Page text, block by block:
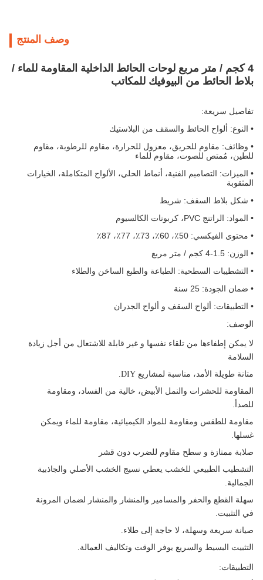
وصف المنتج
4 كجم / متر مربع لوحات الحائط الداخلية المقاومة للماء /
بلاط الحائط من البيوفيك للمكاتب
تفاصيل سريعة:
• النوع: ألواح الحائط والسقف من البلاستيك
• وظائف: مقاوم للحريق، معزول للحرارة، مقاوم للرطوبة، مقاوم
للطين، مُمتص للصوت، مقاوم للماء
• الميزات: التصاميم الفنية، أنماط الحلي، الألواح المتكاملة، الخيارات
المثقوبة
• شكل بلاط السقف: شريط
• المواد: الراتنج PVC، كربونات الكالسيوم
• محتوى الفيكسي: 50٪، 60٪، 73٪، 77٪، 87٪
• الوزن: 1.5-4 كجم / متر مربع
• التشطيبات السطحية: الطباعة والطبع الساخن والطلاء
• ضمان الجودة: 25 سنة
• التطبيقات: ألواح السقف و ألواح الجدران
الوصف:
لا يمكن إطفاءها من تلقاء نفسها و غير قابلة للاشتعال من أجل زيادة
السلامة
متانة طويلة الأمد، مناسبة لمشاريع DIY.
المقاومة للحشرات والنمل الأبيض، خالية من الفساد، ومقاومة
للصدأ.
مقاومة للطقس ومقاومة للمواد الكيميائية، مقاومة للماء ويمكن
غسلها.
صلابة ممتازة و سطح مقاوم للضرب دون قشر
التشطيب الطبيعي للخشب يعطي نسيج الخشب الأصلي والجاذبية
الجمالية.
سهلة القطع والحفر والمسامير والمنشار والمنشار لضمان المرونة
في التثبيت.
صيانة سريعة وسهلة، لا حاجة إلى طلاء.
التثبيت البسيط والسريع يوفر الوقت وتكاليف العمالة.
التطبيقات: